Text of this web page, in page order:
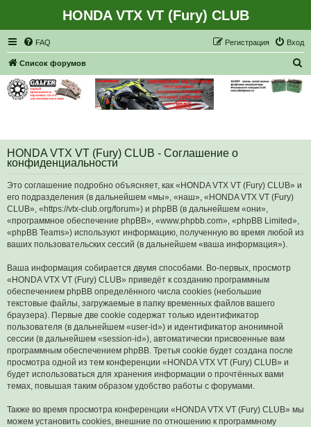
HONDA VTX VT (Fury) CLUB
FAQ Вход
Регистрация
Список форумов
HONDA VTX VT (Fury) CLUB - Соглашение о
конфиденциальности
Это соглашение подробно объясняет, как «HONDA VTX VT (Fury) CLUB» и
его подразделения (в дальнейшем «мы», «наш», «HONDA VTX VT (Fury)
CLUB», «https://vtx-club.org/forum») и phpBB (в дальнейшем «они»,
«программное обеспечение phpBB», «www.phpbb.com», «phpBB Limited»,
«phpBB Teams») используют информацию, полученную во время любой из
ваших пользовательских сессий (в дальнейшем «ваша информация»).
Ваша информация собирается двумя способами. Во-первых, просмотр
«HONDA VTX VT (Fury) CLUB» приведёт к созданию программным
обеспечением phpBB определённого числа cookies (небольшие
текстовые файлы, загружаемые в папку временных файлов вашего
браузера). Первые две cookie содержат только идентификатор
пользователя (в дальнейшем «user-id») и идентификатор анонимной
сессии (в дальнейшем «session-id»), автоматически присвоенные вам
программным обеспечением phpBB. Третья cookie будет создана после
просмотра одной из тем конференции «HONDA VTX VT (Fury) CLUB» и
будет использоваться для хранения информации о прочтённых вами
темах, повышая таким образом удобство работы с форумами.
Также во время просмотра конференции «HONDA VTX VT (Fury) CLUB» мы
можем установить cookies, внешние по отношению к программному